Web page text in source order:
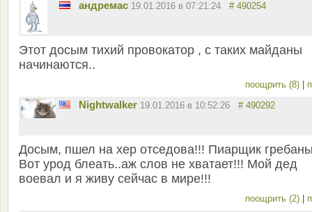
андремас 19.01.2016 в 07:21:24 # 490254
Этот досым тихий провокатор , с таких майданы
начинаются..
поощрить (8)
Nightwalker 19.01.2016 в 10:52:26 # 490292
Досым, пшел на хер отседова!!! Пиарщик
Вот урод блеать..аж слов не хватает!!! Мой дед
воевал и я живу сейчас в мире!!!
поощрить (2)